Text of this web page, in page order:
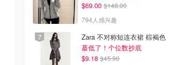
$69.00 $148.00
794人感兴趣
Zara 不对称短连衣裙 棕褐色
蕞低了！个位数抄底
$9.18 $45.90